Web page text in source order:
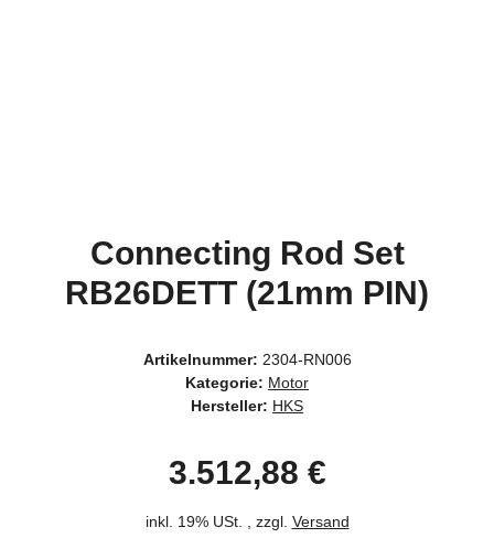
Connecting Rod Set
RB26DETT (21mm PIN)
Artikelnummer: 2304-RN006
Kategorie: Motor
Hersteller: HKS
3.512,88 €
inkl. 19% USt. , zzgl. Versand